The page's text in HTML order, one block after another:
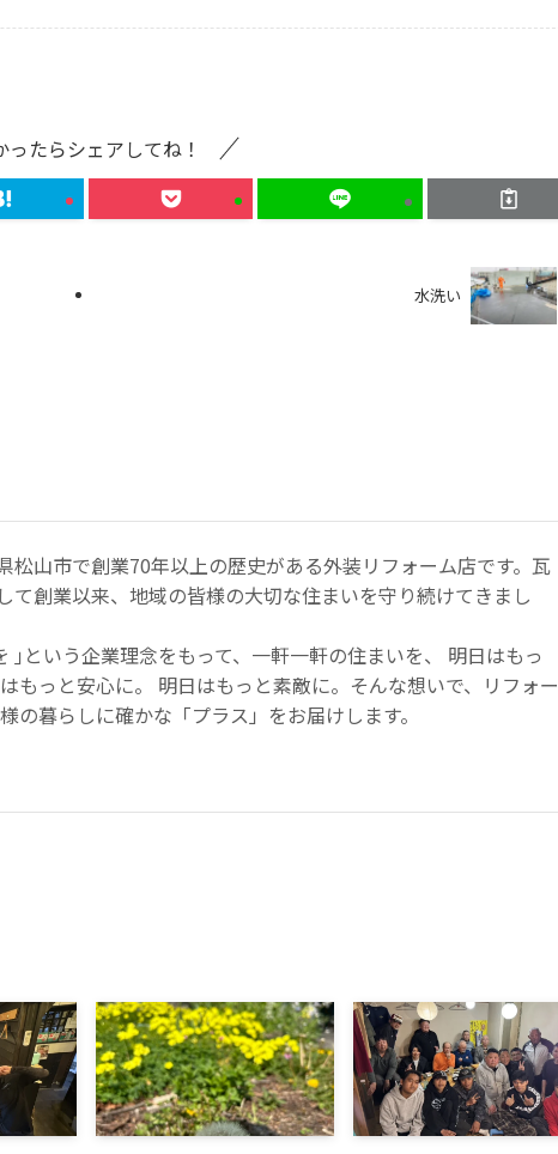
ったらシェアしてね！
水洗い
松山市で創業70年以上の歴史がある外装リフォーム店です。瓦
て創業以来、地域の皆様の大切な住まいを守り続けてきまし
｣という企業理念をもって、一軒一軒の住まいを、 明日はもっ
もっと安心に。 明日はもっと素敵に。そんな想いで、リフォー
の暮らしに確かな「プラス」をお届けします。